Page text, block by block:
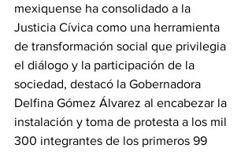
mexiquense ha consolidado a la
Justicia Cívica como una herramienta
de transformación social que privilegia
el diálogo y la participación de la
sociedad, destacó la Gobernadora
Delfina Gómez Álvarez al encabezar la
instalación y toma de protesta a los mil
300 integrantes de los primeros 99